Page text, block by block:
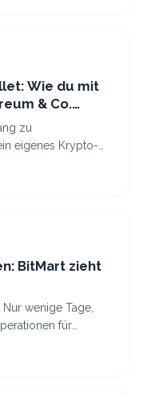
Wie du mit
& Co.
zu
eigenes Krypto-
dass viele
BitMart zieht
wenige Tage,
für
zieht nun die